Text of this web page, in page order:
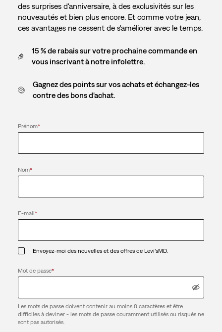
des surprises d'anniversaire, à des exclusivités sur les
nouveautés et bien plus encore. Et comme votre jean,
ces avantages ne cessent de s'améliorer avec le temps.
15 % de rabais sur votre prochaine commande en
vous inscrivant à notre infolettre.
Gagnez des points sur vos achats et échangez-les
contre des bons d'achat.
Prénom*
Nom*
E-mail*
Envoyez-moi des nouvelles et des offres de Levi’sMD.
Mot de passe*
Les mots de passe doivent contenir au moins 8 caractères et être
difficiles à deviner - les mots de passe couramment utilisés ou risqués ne
sont pas autorisés.